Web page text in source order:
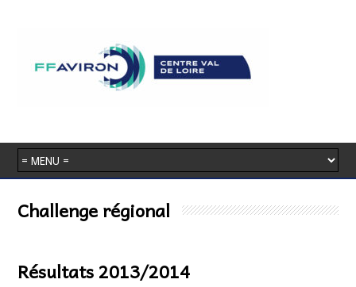
Challenge régional
Résultats 2013/2014